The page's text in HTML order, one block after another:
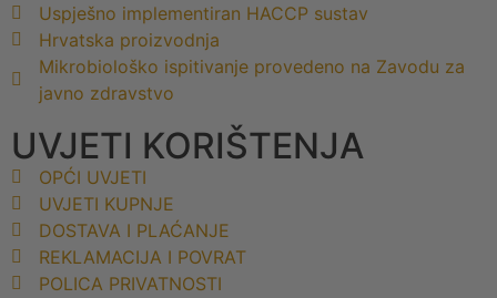
Uspješno implementiran HACCP sustav
Hrvatska proizvodnja
Mikrobiološko ispitivanje provedeno na Zavodu za
javno zdravstvo
UVJETI KORIŠTENJA
OPĆI UVJETI
UVJETI KUPNJE
DOSTAVA I PLAĆANJE
REKLAMACIJA I POVRAT
POLICA PRIVATNOSTI